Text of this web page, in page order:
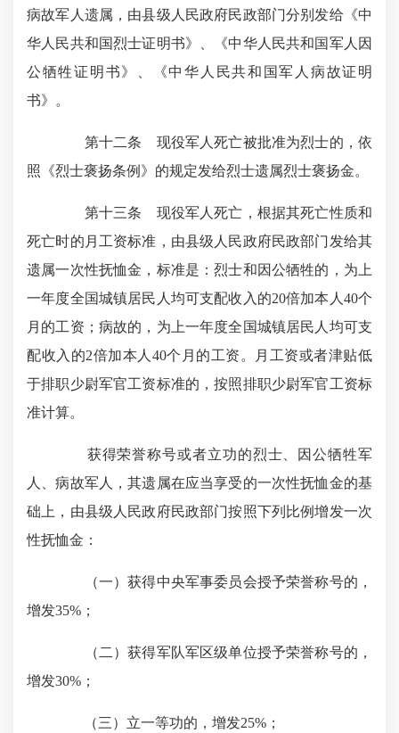
病故军人遗属，由县级人民政府民政部门分别发给《中
华人民共和国烈士证明书》、《中华人民共和国军人因
公牺牲证明书》、《中华人民共和国军人病故证明
书》。
第十二条 现役军人死亡被批准为烈士的，依
照《烈士褒扬条例》的规定发给烈士遗属烈士褒扬金。
第十三条 现役军人死亡，根据其死亡性质和
死亡时的月工资标准，由县级人民政府民政部门发给其
遗属一次性抚恤金，标准是：烈士和因公牺牲的，为上
一年度全国城镇居民人均可支配收入的20倍加本人40个
月的工资；病故的，为上一年度全国城镇居民人均可支
配收入的2倍加本人40个月的工资。月工资或者津贴低
于排职少尉军官工资标准的，按照排职少尉军官工资标
准计算。
获得荣誉称号或者立功的烈士、因公牺牲军
人、病故军人，其遗属在应当享受的一次性抚恤金的基
础上，由县级人民政府民政部门按照下列比例增发一次
性抚恤金：
（一）获得中央军事委员会授予荣誉称号的，
增发35%；
（二）获得军队军区级单位授予荣誉称号的，
增发30%；
（三）立一等功的，增发25%；